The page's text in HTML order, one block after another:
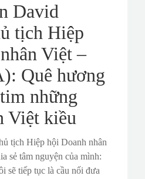
David
tịch Hiệp
Việt –
Quê hương
những
Việt kiều
tịch Hiệp hội Doanh nhân
sẻ tâm nguyện của mình:
sẽ tiếp tục là cầu nối đưa